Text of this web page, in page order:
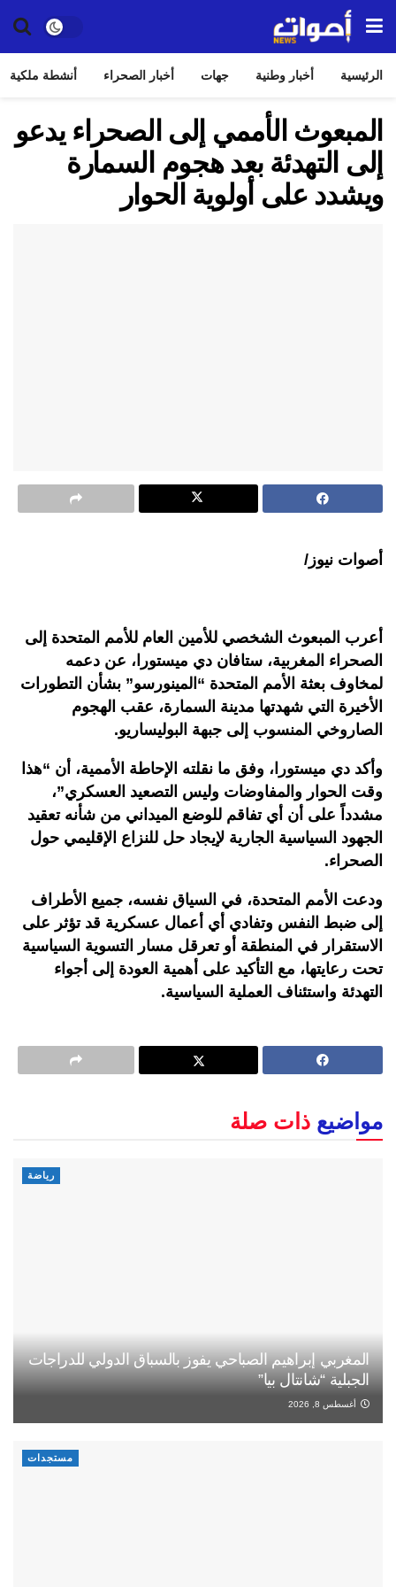
الرئيسية أخبار وطنية جهات أخبار الصحراء أنشطة ملكية
المبعوث الأممي إلى الصحراء يدعو
إلى التهدئة بعد هجوم السمارة
ويشدد على أولوية الحوار
أصوات نيوز/
أعرب المبعوث الشخصي للأمين العام للأمم المتحدة إلى
الصحراء المغربية، ستافان دي ميستورا، عن دعمه
لمخاوف بعثة الأمم المتحدة “المينورسو” بشأن التطورات
الأخيرة التي شهدتها مدينة السمارة، عقب الهجوم
الصاروخي المنسوب إلى جبهة البوليساريو.
وأكد دي ميستورا، وفق ما نقلته الإحاطة الأممية، أن “هذا
وقت الحوار والمفاوضات وليس التصعيد العسكري”،
مشدداً على أن أي تفاقم للوضع الميداني من شأنه تعقيد
الجهود السياسية الجارية لإيجاد حل للنزاع الإقليمي حول
الصحراء.
ودعت الأمم المتحدة، في السياق نفسه، جميع الأطراف
إلى ضبط النفس وتفادي أي أعمال عسكرية قد تؤثر على
الاستقرار في المنطقة أو تعرقل مسار التسوية السياسية
تحت رعايتها، مع التأكيد على أهمية العودة إلى أجواء
التهدئة واستئناف العملية السياسية.
مواضيع ذات صلة
رياضة
المغربي إبراهيم الصباحي يفوز بالسباق الدولي للدراجات
الجبلية “شانتال بيا”
أغسطس 8, 2026
مستجدات